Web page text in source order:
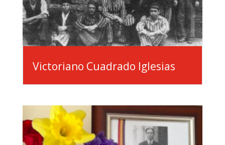
Victoriano Cuadrado Iglesias